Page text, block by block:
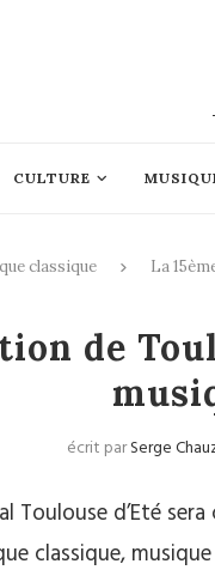
CULTURE
classique La
de
écrit parSerge
Toulouse d’Eté
classique,